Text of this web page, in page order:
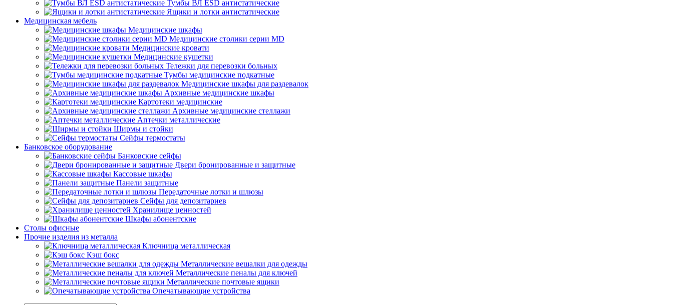
Тумбы ВЛ ESD антистатические
Ящики и лотки антистатические
Медицинская мебель
Медицинские шкафы
Медицинские столики серии MD
Медицинские кровати
Медицинские кушетки
Тележки для перевозки больных
Тумбы медицинские подкатные
Медицинские шкафы для раздевалок
Архивные медицинские шкафы
Картотеки медицинские
Архивные медицинские стеллажи
Аптечки металлические
Ширмы и стойки
Сейфы термостаты
Банковское оборудование
Банковские сейфы
Двери бронированные и защитные
Кассовые шкафы
Панели защитные
Передаточные лотки и шлюзы
Сейфы для депозитариев
Хранилище ценностей
Шкафы абонентские
Столы офисные
Прочие изделия из металла
Ключница металлическая
Кэш бокс
Металлические вешалки для одежды
Металлические пеналы для ключей
Металлические почтовые ящики
Опечатывающие устройства